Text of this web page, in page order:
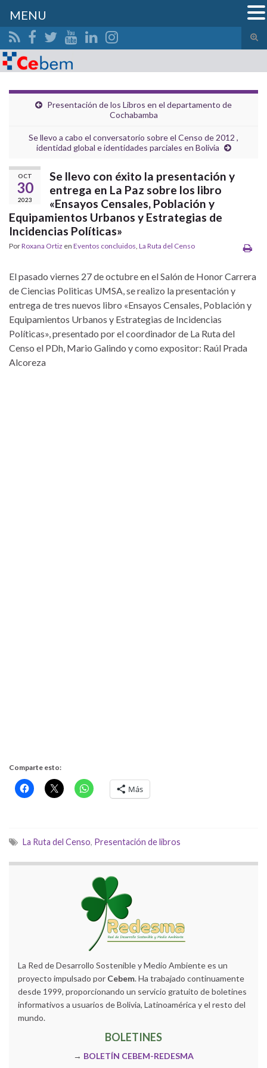
el
Search for:
Presentación de los Libros en el departamento de
Cochabamba
Se llevo a cabo el conversatorio sobre el Censo de 2012 ,
identidad global e identidades parciales en Bolivia
OCT
30
2023
Se llevo con éxito la presentación y
entrega en La Paz sobre los libro
«Ensayos Censales, Población y
Equipamientos Urbanos y Estrategias de
Incidencias Políticas»
PorRoxana Ortiz en Eventos concluidos, La Ruta del Censo
El pasado viernes 27 de octubre en el Salón de Honor Carrera
de Ciencias Politicas UMSA, se realizo la presentación y
entrega de tres nuevos libro «Ensayos Censales, Población y
Equipamientos Urbanos y Estrategias de Incidencias
Políticas», presentado por el coordinador de La Ruta del
Censo el PDh, Mario Galindo y como expositor: Raúl Prada
Alcoreza
Comparte esto:
Más
La Ruta del Censo, Presentación de libros
La Red de Desarrollo Sostenible y Medio Ambiente es un
proyecto impulsado por Cebem. Ha trabajado continuamente
desde 1999, proporcionando un servicio gratuito de boletines
informativos a usuarios de Bolivia, Latinoamérica y el resto del
mundo.
BOLETINES
→ BOLETÍN CEBEM-REDESMA
MENU